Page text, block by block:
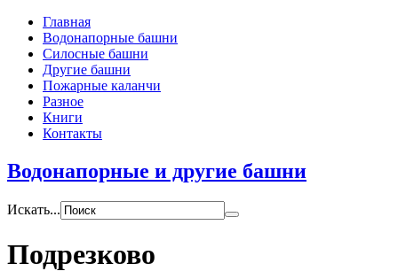
Главная
Водонапорные башни
Силосные башни
Другие башни
Пожарные каланчи
Разное
Книги
Контакты
Водонапорные и другие башни
Искать...
Подрезково